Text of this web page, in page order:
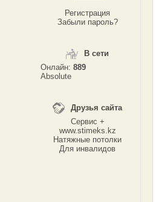
Регистрация
Забыли пароль?
В сети
Онлайн: 889
Absolute
Друзья сайта
Сервис +
www.stimeks.kz
Натяжные потолки
Для инвалидов